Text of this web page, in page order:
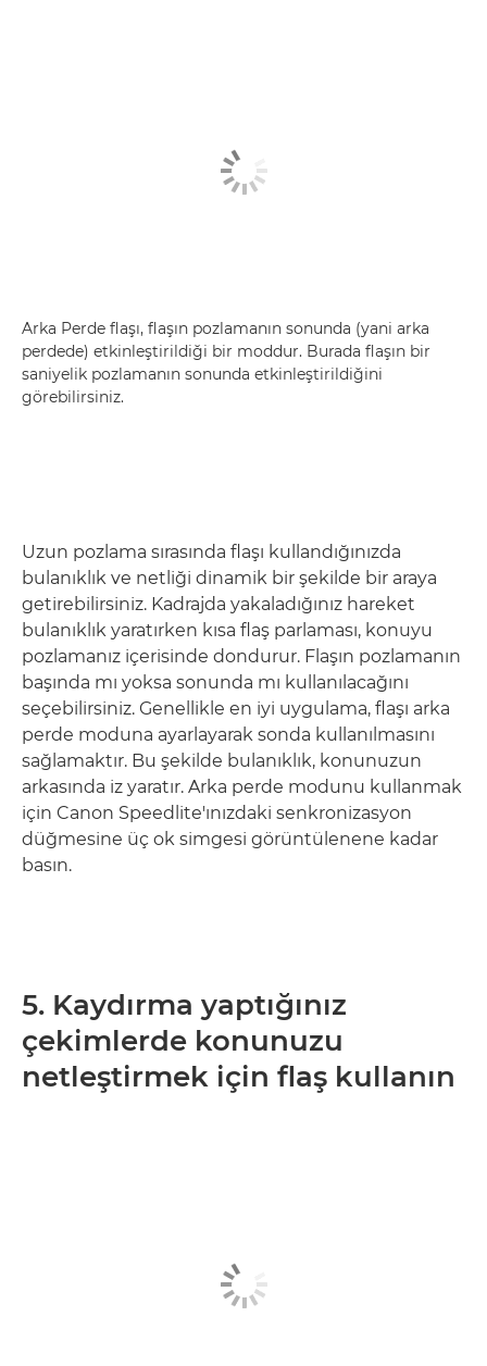
Arka Perde flaşı, flaşın pozlamanın sonunda (yani arka
perdede) etkinleştirildiği bir moddur. Burada flaşın bir
saniyelik pozlamanın sonunda etkinleştirildiğini
görebilirsiniz.
Uzun pozlama sırasında flaşı kullandığınızda
bulanıklık ve netliği dinamik bir şekilde bir araya
getirebilirsiniz. Kadrajda yakaladığınız hareket
bulanıklık yaratırken kısa flaş parlaması, konuyu
pozlamanız içerisinde dondurur. Flaşın pozlamanın
başında mı yoksa sonunda mı kullanılacağını
seçebilirsiniz. Genellikle en iyi uygulama, flaşı arka
perde moduna ayarlayarak sonda kullanılmasını
sağlamaktır. Bu şekilde bulanıklık, konunuzun
arkasında iz yaratır. Arka perde modunu kullanmak
için Canon Speedlite'ınızdaki senkronizasyon
düğmesine üç ok simgesi görüntülenene kadar
basın.
5. Kaydırma yaptığınız
çekimlerde konunuzu
netleştirmek için flaş kullanın